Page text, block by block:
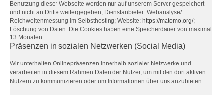
Benutzung dieser Webseite werden nur auf unserem Server gespeichert
und nicht an Dritte weitergegeben; Dienstanbieter: Webanalyse/
Reichweitenmessung im Selbsthosting; Website: https://matomo.org/;
Löschung von Daten: Die Cookies haben eine Speicherdauer von maximal
13 Monaten.
Präsenzen in sozialen Netzwerken (Social Media)
Wir unterhalten Onlinepräsenzen innerhalb sozialer Netzwerke und
verarbeiten in diesem Rahmen Daten der Nutzer, um mit den dort aktiven
Nutzern zu kommunizieren oder um Informationen über uns anzubieten.